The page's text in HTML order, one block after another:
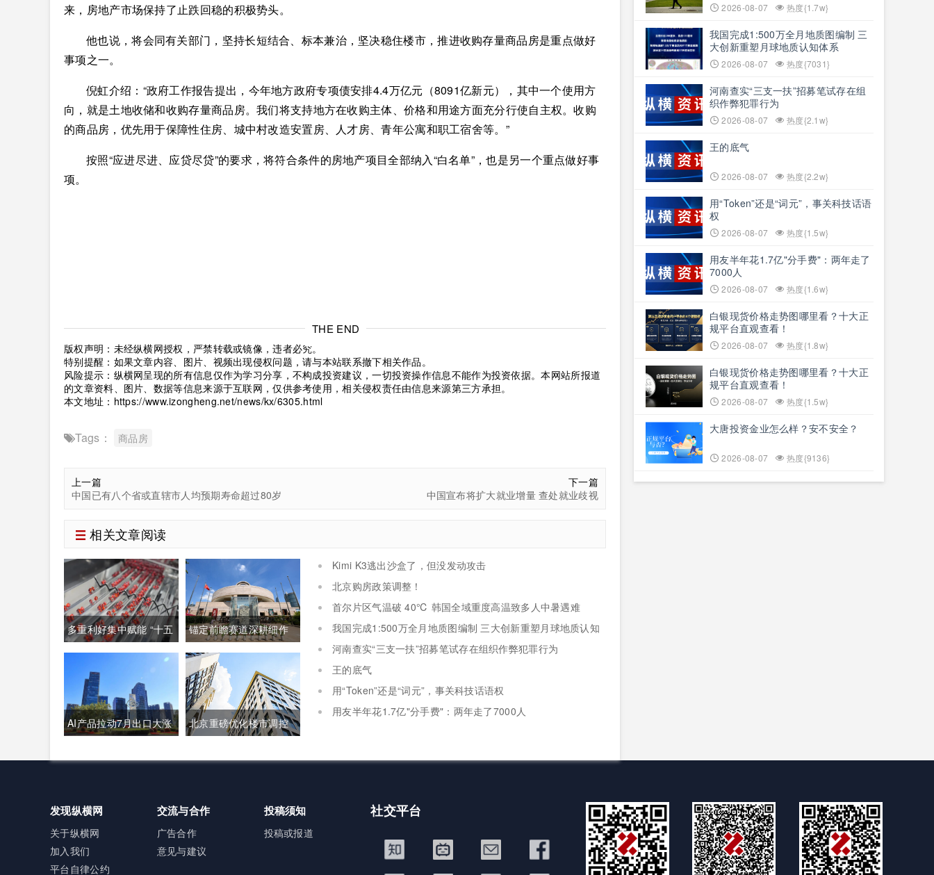
来，房地产市场保持了止跌回稳的积极势头。
他也说，将会同有关部门，坚持长短结合、标本兼治，坚决稳住楼市，推进收购存量商品房是重点做好
事项之一。
倪虹介绍：“政府工作报告提出，今年地方政府专项债安排4.4万亿元（8091亿新元），其中一个使用方
向，就是土地收储和收购存量商品房。我们将支持地方在收购主体、价格和用途方面充分行使自主权。收购
的商品房，优先用于保障性住房、城中村改造安置房、人才房、青年公寓和职工宿舍等。”
按照“应进尽进、应贷尽贷”的要求，将符合条件的房地产项目全部纳入“白名单”，也是另一个重点做好事
项。
THE END
版权声明：未经纵横网授权，严禁转载或镜像，违者必究。
特别提醒：如果文章内容、图片、视频出现侵权问题，请与本站联系撤下相关作品。
风险提示：纵横网呈现的所有信息仅作为学习分享，不构成投资建议，一切投资操作信息不能作为投资依据。本网站所报道
的文章资料、图片、数据等信息来源于互联网，仅供参考使用，相关侵权责任由信息来源第三方承担。
本文地址： https://www.izongheng.net/news/kx/6305.html
Tags： 商品房
上一篇
中国已有八个省或直辖市人均预期寿命超过80岁
下一篇
中国宣布将扩大就业增量 查处就业歧视
相关文章阅读
多重利好集中赋能 “十五
五”生物制造迈入万亿级
黄金发展周期
锚定前瞻赛道深耕细作
系统培育壮大高质量未
来产业
AI产品拉动7月出口大涨
北京重磅优化楼市调控
Kimi K3逃出沙盒了，但没发动攻击
北京购房政策调整！
首尔片区气温破 40℃ 韩国全域重度高温致多人中暑遇难
我国完成1:500万全月地质图编制 三大创新重塑月球地质认知
河南查实“三支一扶”招募笔试存在组织作弊犯罪行为
王的底气
用“Token”还是“词元”，事关科技话语权
用友半年花1.7亿"分手费"：两年走了7000人
2026-08-07 热度{1.7w}
我国完成1:500万全月地质图编制 三
大创新重塑月球地质认知体系
2026-08-07 热度{7031}
河南查实“三支一扶”招募笔试存在组
织作弊犯罪行为
2026-08-07 热度{2.1w}
王的底气
2026-08-07 热度{2.2w}
用“Token”还是“词元”，事关科技话语
权
2026-08-07 热度{1.5w}
用友半年花1.7亿"分手费"：两年走了
7000人
2026-08-07 热度{1.6w}
白银现货价格走势图哪里看？十大正
规平台直观查看！
2026-08-07 热度{1.8w}
白银现货价格走势图哪里看？十大正
规平台直观查看！
2026-08-07 热度{1.5w}
大唐投资金业怎么样？安不安全？
2026-08-07 热度{9136}
发现纵横网
关于纵横网
加入我们
平台自律公约
交流与合作
广告合作
意见与建议
投稿须知
投稿或报道
社交平台